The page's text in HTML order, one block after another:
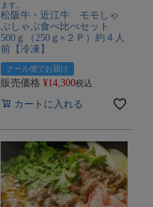
ます。
松阪牛・近江牛 モモしゃ
ぶしゃぶ食べ比べセット
500ｇ（250ｇ×２Ｐ）約４人
前【冷凍】
クール便でお届け
販売価格 ¥14,300税込
カートに入れる